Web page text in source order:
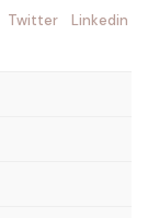
Twitter Linkedin